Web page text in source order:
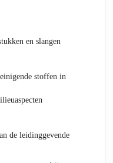
en slangen
stoffen in
de leidinggevende